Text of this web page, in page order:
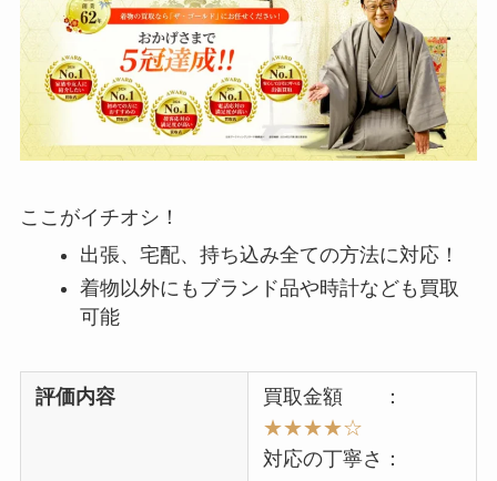
ここがイチオシ！
出張、宅配、持ち込み全ての方法に対応！
着物以外にもブランド品や時計なども買取
可能
評価内容
買取金額 ：
★★★★☆
対応の丁寧さ：